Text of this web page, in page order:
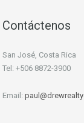
Contáctenos
San José, Costa Rica
Tel: +506 8872-3900
Email: